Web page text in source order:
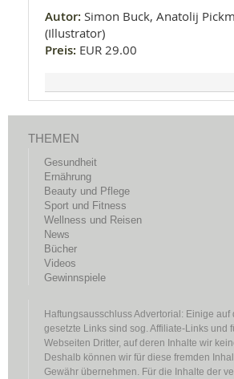
Autor: Simon Buck, Anatolij
(Illustrator)
Preis: EUR 29.00
THEMEN
Gesundheit
Ernährung
Beauty und Pflege
Sport und Fitness
Wellness und Reisen
News
Bücher
Videos
Gewinnspiele
Haftungsausschluss Advertorial: Einige auf
gesetzte Links sind sog. Affiliate-Links und
Webseiten Dritter, auf deren Inhalte wir
Deshalb können wir für diese fremden
Gewähr übernehmen. Für die Inhalte der